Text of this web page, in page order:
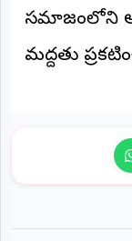
సమాజంలోని
మద్దతు